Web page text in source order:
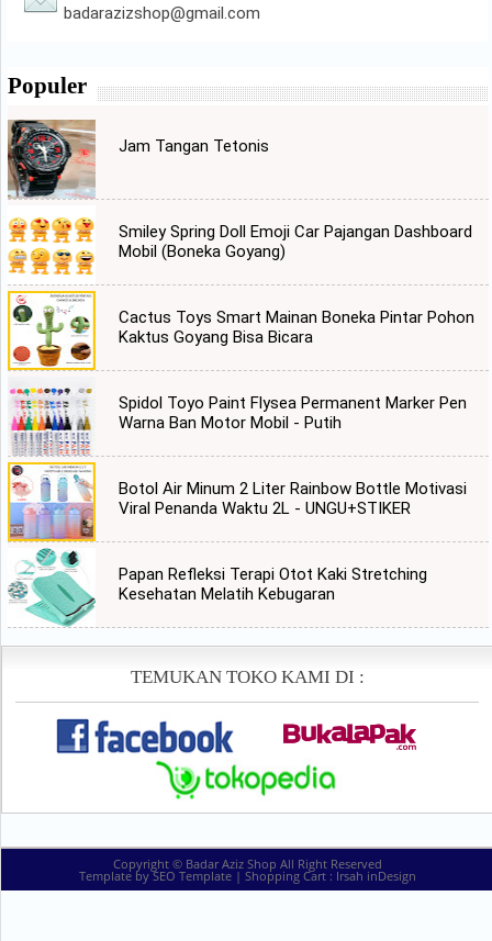
badarazizshop@gmail.com
Populer
Jam Tangan Tetonis
Smiley Spring Doll Emoji Car Pajangan Dashboard
Mobil (Boneka Goyang)
Cactus Toys Smart Mainan Boneka Pintar Pohon
Kaktus Goyang Bisa Bicara
Spidol Toyo Paint Flysea Permanent Marker Pen
Warna Ban Motor Mobil - Putih
Botol Air Minum 2 Liter Rainbow Bottle Motivasi
Viral Penanda Waktu 2L - UNGU+STIKER
Papan Refleksi Terapi Otot Kaki Stretching
Kesehatan Melatih Kebugaran
TEMUKAN TOKO KAMI DI :
Copyright © Badar Aziz Shop All Right Reserved
Template bySEO Template| Shopping Cart : Irsah inDesign